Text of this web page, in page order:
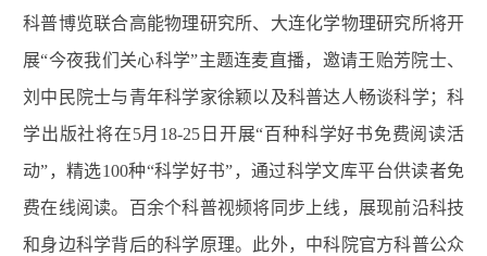
科普博览联合高能物理研究所、大连化学物理研究所将开
展“今夜我们关心科学”主题连麦直播，邀请王贻芳院士、
刘中民院士与青年科学家徐颖以及科普达人畅谈科学；科
学出版社将在5月18-25日开展“百种科学好书免费阅读活
动”，精选100种“科学好书”，通过科学文库平台供读者免
费在线阅读。百余个科普视频将同步上线，展现前沿科技
和身边科学背后的科学原理。此外，中科院官方科普公众